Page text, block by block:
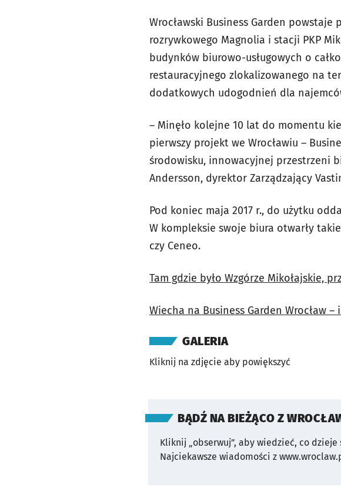
Wrocławski Business Garden
rozrywkowego Magnolia i stacji PKP
budynków biurowo-usługowych o
restauracyjnego zlokalizowanego na
dodatkowych udogodnień dla
– Minęło kolejne 10 lat do momentu
pierwszy projekt we Wrocławiu –
środowisku, innowacyjnej przestrzeni
Andersson, dyrektor Zarządzający
Pod koniec maja 2017 r., do użytku
W kompleksie swoje biura otwarły
czy Ceneo.
Tam gdzie było Wzgórze Mikołajskie,
Wiecha na Business Garden Wrocław
GALERIA
Kliknij na zdjęcie aby powiększyć
BĄDŹ NA BIEŻĄCO Z
Kliknij „obserwuj”, aby wiedzieć, co dzieje
Najciekawsze wiadomości z